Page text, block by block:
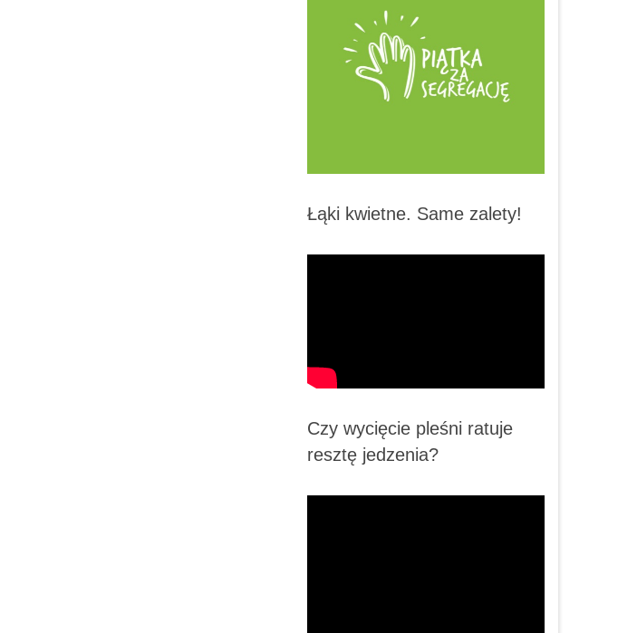
Łąki kwietne. Same zalety!
Czy wycięcie pleśni ratuje
resztę jedzenia?